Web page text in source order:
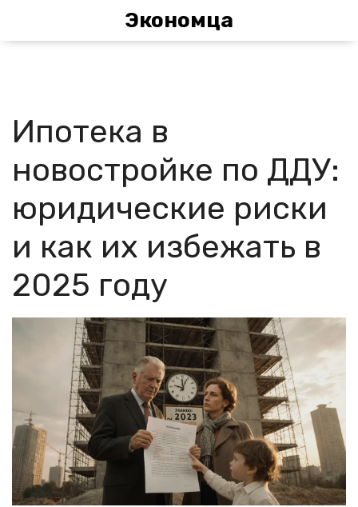
Экономца
Ипотека в
новостройке по ДДУ:
юридические риски
и как их избежать в
2025 году